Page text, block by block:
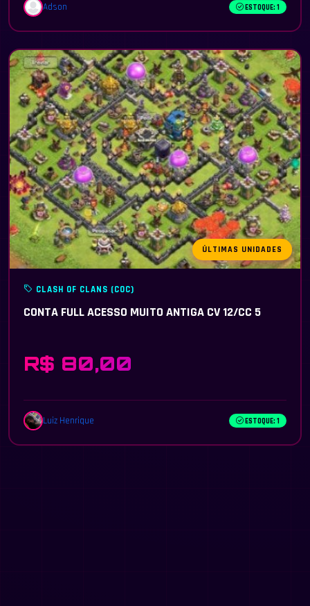
Adson ESTOQUE: 1
ÚLTIMAS UNIDADES
CLASH OF CLANS (COC)
CONTA FULL ACESSO MUITO ANTIGA CV 12/CC 5
R$ 80,00
Luiz Henrique ESTOQUE: 1